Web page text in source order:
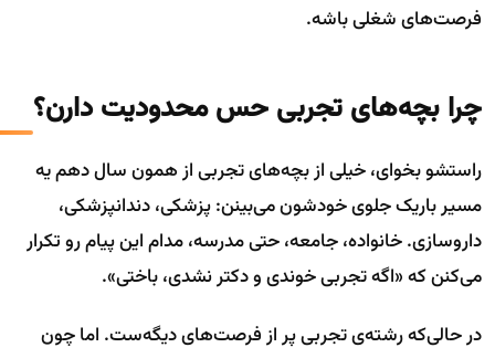
فرصت‌های شغلی باشه.
چرا بچه‌های تجربی حس محدودیت دارن؟
راستشو بخوای، خیلی از بچه‌های تجربی از همون سال دهم یه
مسیر باریک جلوی خودشون می‌بینن: پزشکی، دندانپزشکی،
داروسازی. خانواده، جامعه، حتی مدرسه، مدام این پیام رو تکرار
می‌کنن که «اگه تجربی خوندی و دکتر نشدی، باختی».
در حالی‌که رشته‌ی تجربی پر از فرصت‌های دیگه‌ست. اما چون